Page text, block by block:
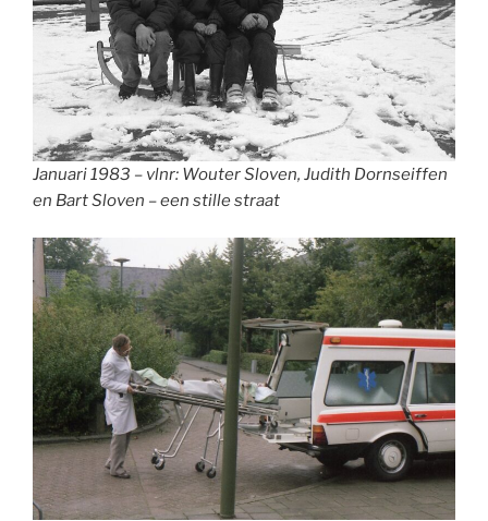
Januari 1983 – vlnr: Wouter Sloven, Judith Dornseiffen
en Bart Sloven – een stille straat